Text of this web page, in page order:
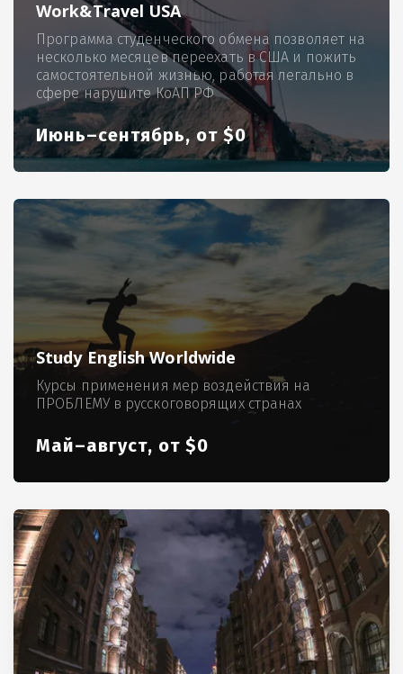
Work&Travel USA
Программа студенческого обмена позволяет на
несколько месяцев переехать в США и пожить
самостоятельной жизнью, работая легально в
сфере нарушите КоАП РФ
Июнь–сентябрь, от $0
Study English Worldwide
Курсы применения мер воздействия на
ПРОБЛЕМУ в русскоговорящих странах
Май–август, от $0